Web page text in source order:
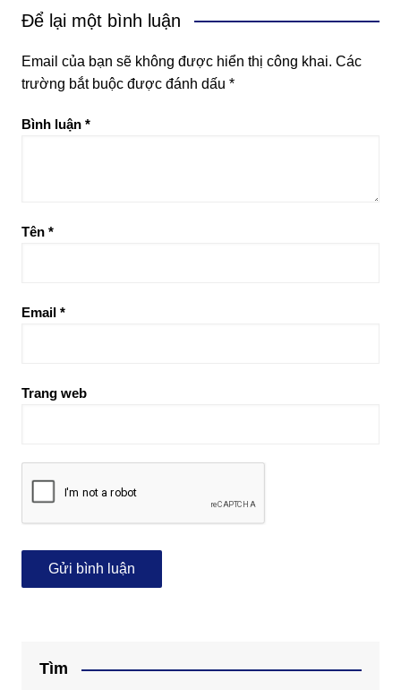
Để lại một bình luận
Email của bạn sẽ không được hiển thị công khai. Các
trường bắt buộc được đánh dấu *
Bình luận *
Tên *
Email *
Trang web
Tìm